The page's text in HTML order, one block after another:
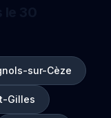
sur-Cèze
Gilles